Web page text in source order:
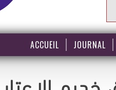
ACCUEIL JOURNAL